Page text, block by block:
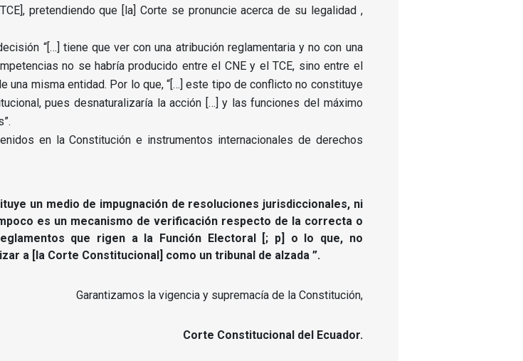
pretendiendo que [la] Corte se pronuncie acerca de su legalidad ,
“[…] tiene que ver con una atribución reglamentaria y no con una
no se habría producido entre el CNE y el TCE, sino entre el
una misma entidad. Por lo que, “[…] este tipo de conflicto no constituye
pues desnaturalizaría la acción […] y las funciones del máximo
en la Constitución e instrumentos internacionales de derechos
un medio de impugnación de resoluciones jurisdiccionales, ni
es un mecanismo de verificación respecto de la correcta o
que rigen a la Función Electoral [; p] o lo que, no
a [la Corte Constitucional] como un tribunal de alzada ”.
Garantizamos la vigencia y supremacía de la Constitución,
Corte Constitucional del Ecuador.